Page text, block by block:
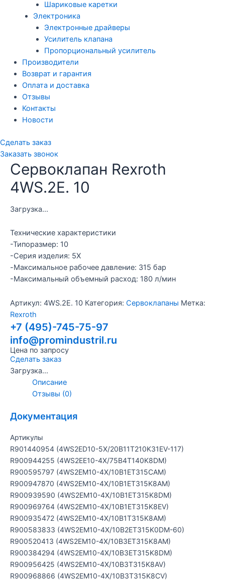
Шариковые каретки
Электроника
Электронные драйверы
Усилитель клапана
Пропорциональный усилитель
Производители
Возврат и гарантия
Оплата и доставка
Отзывы
Контакты
Новости
Сделать заказ
Заказать звонок
Сервоклапан Rexroth
4WS.2E. 10
Загрузка...
Технические характеристики
-Типоразмер: 10
-Серия изделия: 5X
-Максимальное рабочее давление: 315 бар
-Максимальный объемный расход: 180 л/мин
Артикул: 4WS.2E. 10 Категория: Сервоклапаны Метка:
Rexroth
+7 (495)-745-75-97
info@promindustril.ru
Цена по запросу
Сделать заказ
Загрузка...
Описание
Отзывы (0)
Документация
Артикулы
R901440954 (4WS2ED10-5X/20B11T210K31EV-117)
R900944255 (4WS2EE10-4X/75B4T140K8DM)
R900595797 (4WS2EM10-4X/10B1ET315CAM)
R900947870 (4WS2EM10-4X/10B1ET315K8AM)
R900939590 (4WS2EM10-4X/10B1ET315K8DM)
R900969764 (4WS2EM10-4X/10B1ET315K8EV)
R900935472 (4WS2EM10-4X/10B1T315K8AM)
R900583833 (4WS2EM10-4X/10B2ET315K0DM-60)
R900520413 (4WS2EM10-4X/10B3ET315K8AM)
R900384294 (4WS2EM10-4X/10B3ET315K8DM)
R900956425 (4WS2EM10-4X/10B3T315K8AV)
R900968866 (4WS2EM10-4X/10B3T315K8CV)